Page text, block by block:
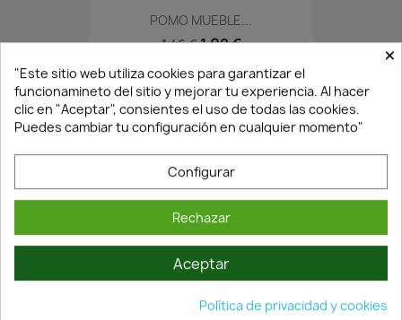
POMO MUEBLE...
1,46 €1,02 €
En Stock·Envío 24/48h
×
"Este sitio web utiliza cookies para garantizar el
funcionamineto del sitio y mejorar tu experiencia. Al hacer
clic en "Aceptar", consientes el uso de todas las cookies.
Puedes cambiar tu configuración en cualquier momento"
Configurar
Rechazar
Aceptar
Política de privacidad y cookies